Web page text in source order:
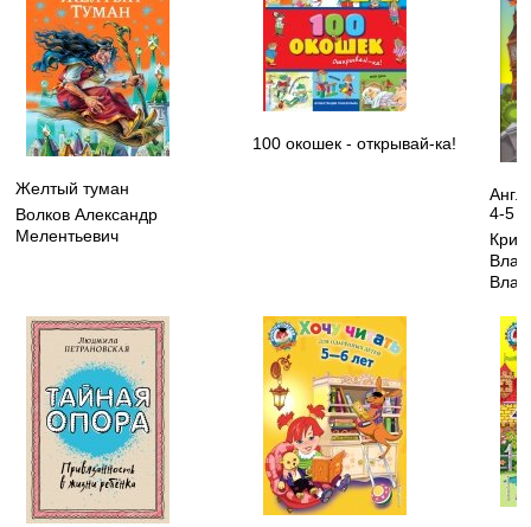
Желтый туман
Волков Александр
Мелентьевич
100 окошек - открывай-ка!
4-5